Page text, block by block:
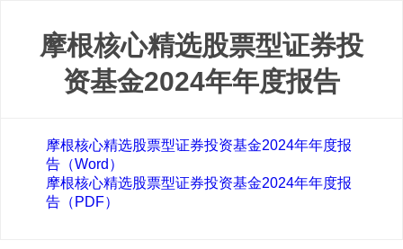
摩根核心精选股票型证券投
资基金2024年年度报告
摩根核心精选股票型证券投资基金2024年年度报
告（Word）
摩根核心精选股票型证券投资基金2024年年度报
告（PDF）